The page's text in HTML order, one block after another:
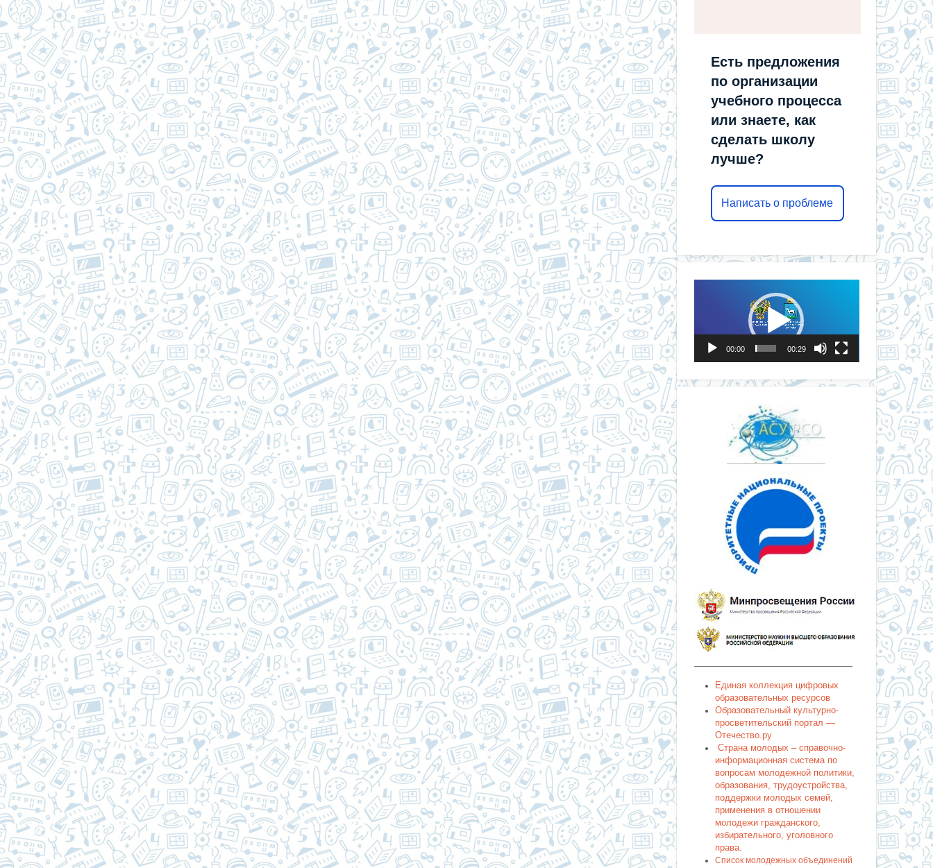
Есть предложения
по организации
учебного процесса
или знаете, как
сделать школу
лучше?
Написать о проблеме
00:00 00:29
———————————————————
Единая коллекция цифровых
образовательных ресурсов
Образовательный культурно-
просветительский портал —
Отечество.ру
Страна молодых – справочно-
информационная система по
вопросам молодежной политики,
образования, трудоустройства,
поддержки молодых семей,
применения в отношении
молодежи гражданского,
избирательного, уголовного
права.
Список молодежных объединений